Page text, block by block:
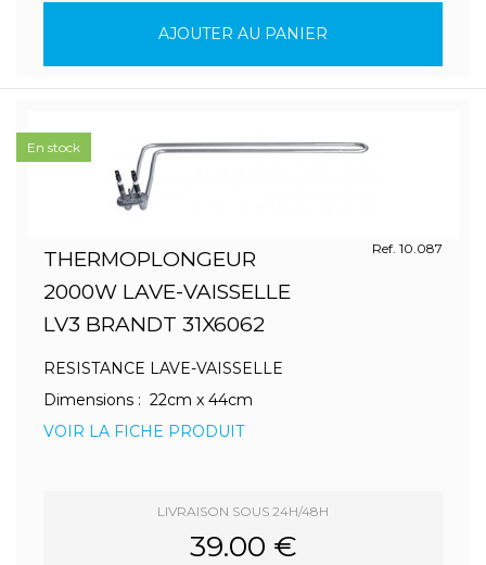
AJOUTER AU PANIER
THERMOPLONGEUR
2000W LAVE-VAISSELLE
LV3 BRANDT 31X6062
Ref. 10.087
RESISTANCE LAVE-VAISSELLE
Dimensions : 22cm x 44cm
VOIR LA FICHE PRODUIT
LIVRAISON SOUS 24H/48H
39.00 €
En stock